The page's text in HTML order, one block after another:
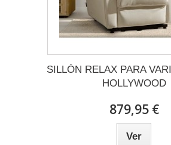
SILLÓN RELAX PARA
HOLLYWOOD
879,95 €
Ver